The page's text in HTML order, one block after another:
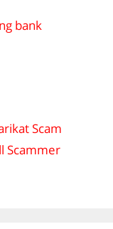
bank
Scam
Scammer